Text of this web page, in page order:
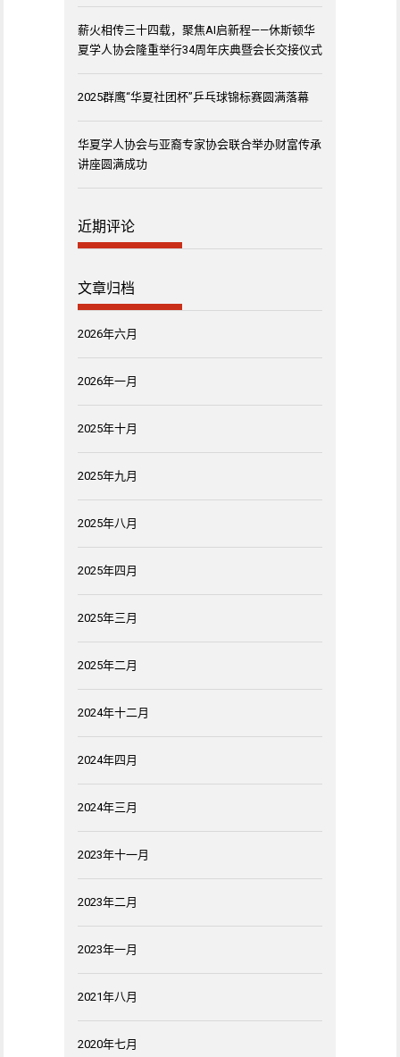
薪火相传三十四载，聚焦AI启新程——休斯顿华
夏学人协会隆重举行34周年庆典暨会长交接仪式
2025群鹰“华夏社团杯”乒乓球锦标赛圆满落幕
华夏学人协会与亚裔专家协会联合举办财富传承
讲座圆满成功
近期评论
文章归档
2026年六月
2026年一月
2025年十月
2025年九月
2025年八月
2025年四月
2025年三月
2025年二月
2024年十二月
2024年四月
2024年三月
2023年十一月
2023年二月
2023年一月
2021年八月
2020年七月